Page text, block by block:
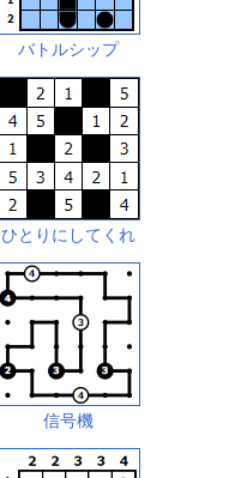
バトルシップ
ひとりにしてくれ
信号機